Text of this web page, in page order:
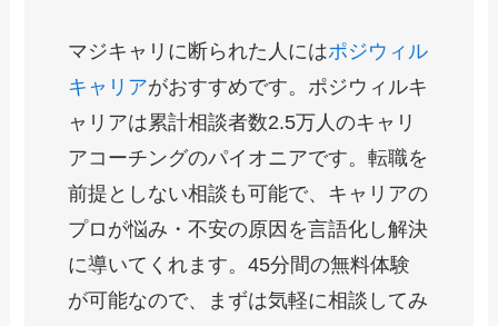
マジキャリに断られた人にはポジウィル
キャリアがおすすめです。ポジウィルキ
ャリアは累計相談者数2.5万人のキャリ
アコーチングのパイオニアです。転職を
前提としない相談も可能で、キャリアの
プロが悩み・不安の原因を言語化し解決
に導いてくれます。45分間の無料体験
が可能なので、まずは気軽に相談してみ